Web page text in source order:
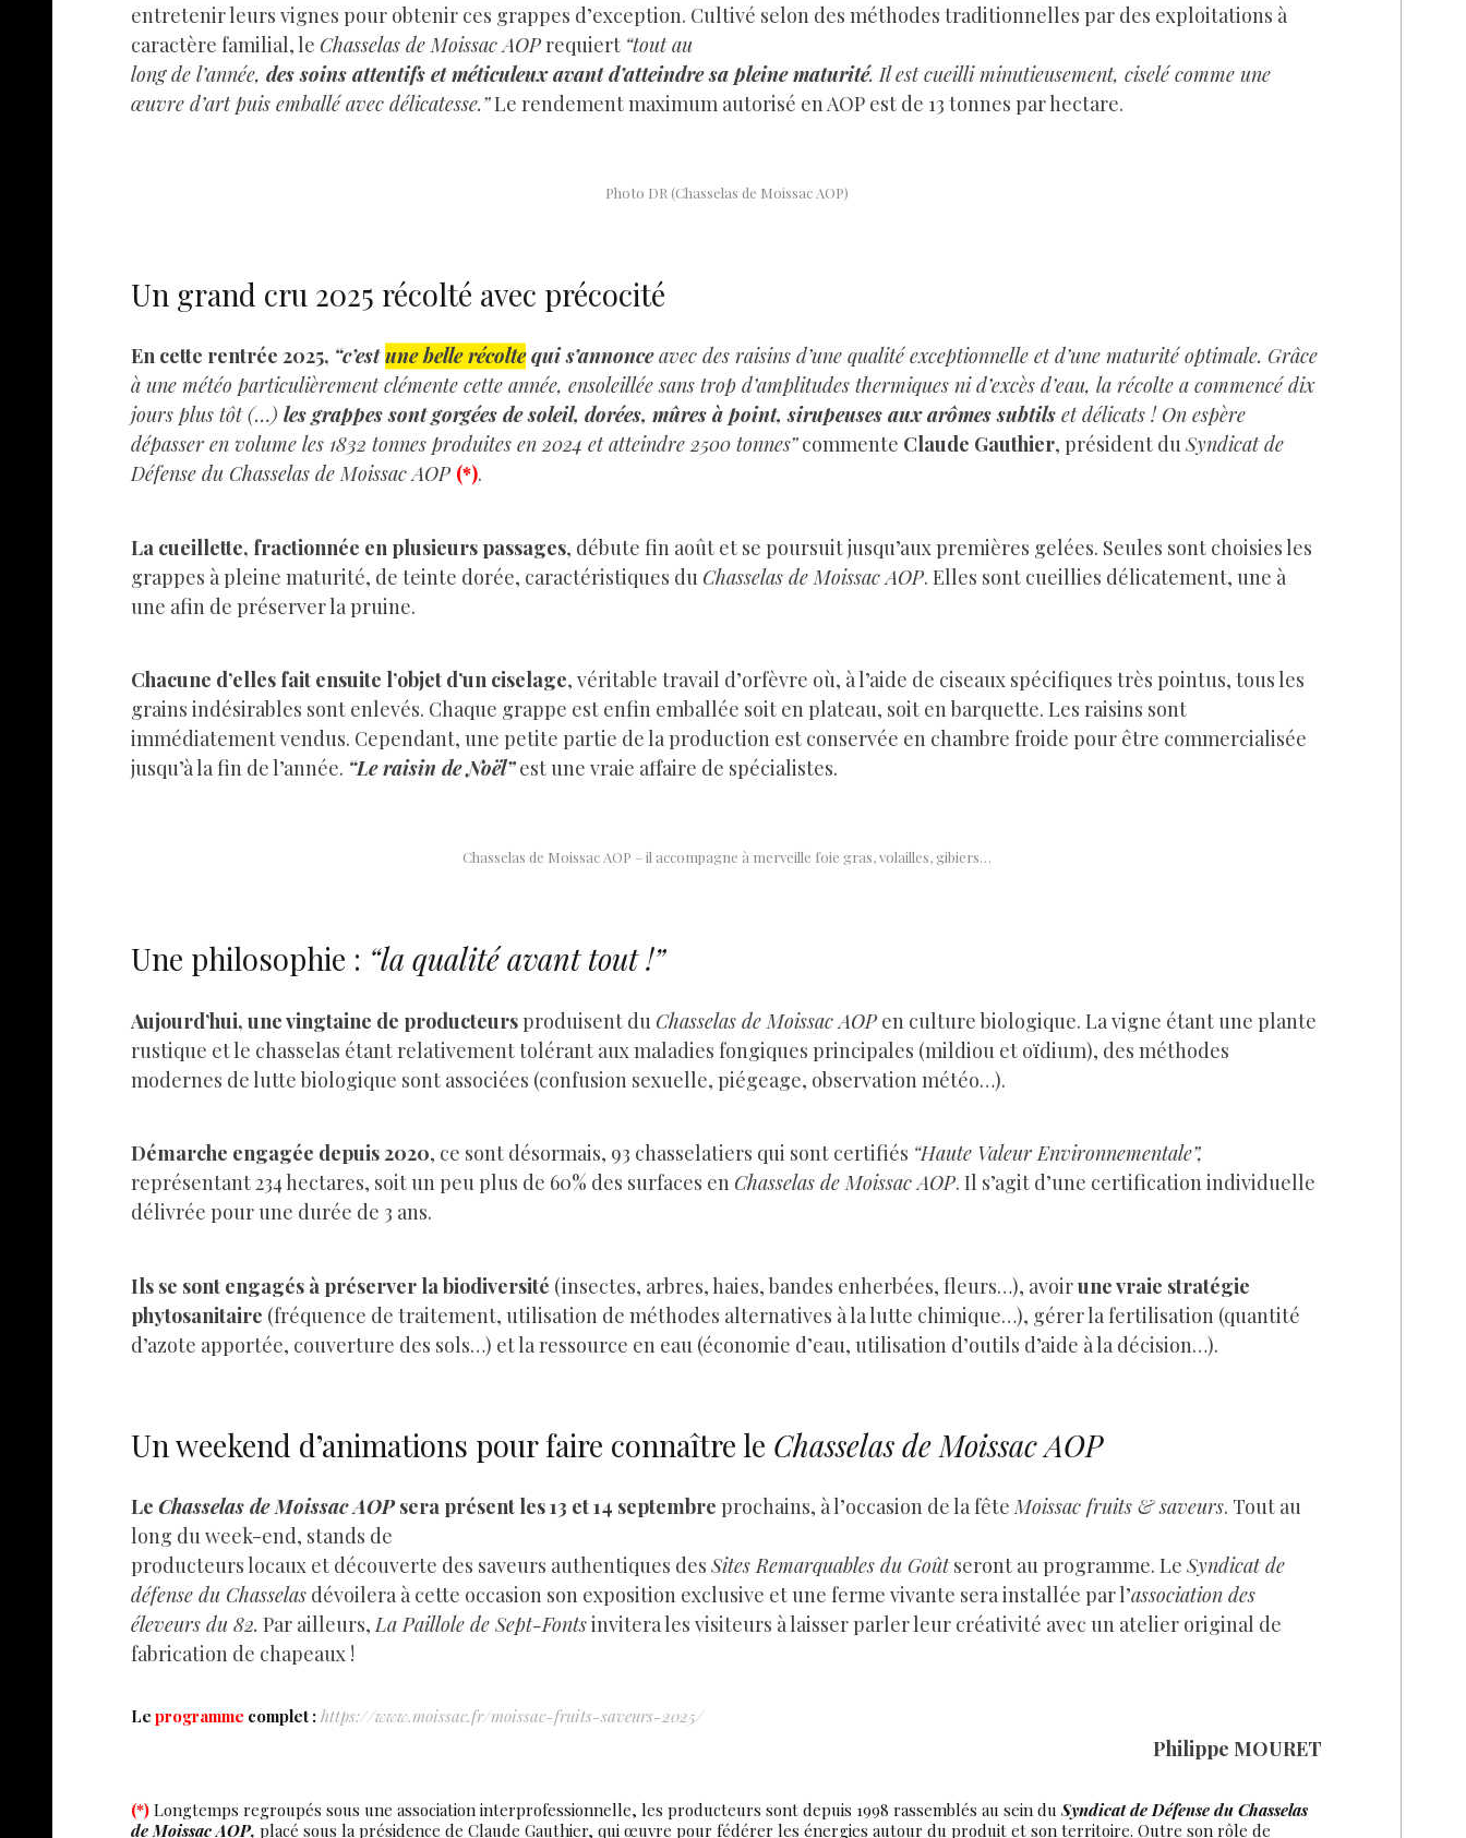
entretenir leurs vignes pour obtenir ces grappes d’exception. Cultivé selon des méthodes traditionnelles par des exploitations à
caractère familial, le Chasselas de Moissac AOPrequiert “tout au
long de l’année, des soins attentifs et méticuleux avant d’atteindre sa pleine maturité. Il est cueilli minutieusement, ciselé comme une
œuvre d’art puis emballé avec délicatesse.”Le rendement maximum autorisé en AOP est de 13 tonnes par hectare.
Photo DR (Chasselas de Moissac AOP)
Un grand cru 2025 récolté avec précocité
En cette rentrée 2025, “c’estune belle récoltequi s’annonceavec des raisins d’une qualité exceptionnelle et d’une maturité optimale. Grâce
à une météo particulièrement clémente cette année, ensoleillée sans trop d’amplitudes thermiques ni d’excès d’eau, la récolte a commencé dix
jours plus tôt (…) les grappes sont gorgées de soleil, dorées, mûres à point, sirupeuses aux arômes subtils et délicats ! On espère
dépasser en volume les 1832 tonnes produites en 2024 et atteindre 2500 tonnes”commente Claude Gauthier, président duSyndicat de
Défense du Chasselas de Moissac AOP (*).
La cueillette, fractionnée en plusieurs passages, débute fin août et se poursuit jusqu’aux premières gelées. Seules sont choisies les
grappes à pleine maturité, de teinte dorée, caractéristiques du Chasselas de Moissac AOP. Elles sont cueillies délicatement, une à
une afin de préserver la pruine.
Chacune d’elles fait ensuite l’objet d’un ciselage, véritable travail d’orfèvre où, à l’aide de ciseaux spécifiques très pointus, tous les
grains indésirables sont enlevés. Chaque grappe est enfin emballée soit en plateau, soit en barquette. Les raisins sont
immédiatement vendus. Cependant, une petite partie de la production est conservée en chambre froide pour être commercialisée
jusqu’à la fin de l’année. “Le raisin de Noël”est une vraie affaire de spécialistes.
Chasselas de Moissac AOP – il accompagne à merveille foie gras, volailles, gibiers…
Une philosophie : “la qualité avant tout !”
Aujourd’hui, une vingtaine de producteursproduisent du Chasselas de Moissac AOP en culture biologique. La vigne étant une plante
rustique et le chasselas étant relativement tolérant aux maladies fongiques principales (mildiou et oïdium), des méthodes
modernes de lutte biologique sont associées (confusion sexuelle, piégeage, observation météo…).
Démarche engagée depuis 2020, ce sont désormais, 93 chasselatiers qui sont certifiés “Haute Valeur Environnementale”,
représentant 234 hectares, soit un peu plus de 60% des surfaces en Chasselas de Moissac AOP. Il s’agit d’une certification individuelle
délivrée pour une durée de 3 ans.
Ils se sont engagés à préserver la biodiversité (insectes, arbres, haies, bandes enherbées, fleurs…), avoirune vraie stratégie
phytosanitaire (fréquence de traitement, utilisation de méthodes alternatives à la lutte chimique…), gérer la fertilisation (quantité
d’azote apportée, couverture des sols…) et la ressource en eau (économie d’eau, utilisation d’outils d’aide à la décision…).
Un weekend d’animations pour faire connaître le Chasselas de Moissac AOP
Le Chasselas de Moissac AOPsera présent les 13 et 14 septembre prochains, à l’occasion de la fêteMoissac fruits & saveurs. Tout au
long du week-end, stands de
producteurs locaux et découverte des saveurs authentiques desSites Remarquables du Goûtseront au programme. LeSyndicat de
défense du Chasselas dévoilera à cette occasion son exposition exclusive et une ferme vivante sera installée par l’association des
éleveurs du 82. Par ailleurs,La Paillole de Sept-Fontsinvitera les visiteurs à laisser parler leur créativité avec un atelier original de
fabrication de chapeaux !
Leprogramme complet : https://www.moissac.fr/moissac-fruits-saveurs-2025/
Philippe MOURET
(*) Longtemps regroupés sous une association interprofessionnelle, les producteurs sont depuis 1998 rassemblés au sein duSyndicat de Défense du Chasselas
de Moissac AOP, placé sous la présidence de Claude Gauthier, qui œuvre pour fédérer les énergies autour du produit et son territoire. Outre son rôle de